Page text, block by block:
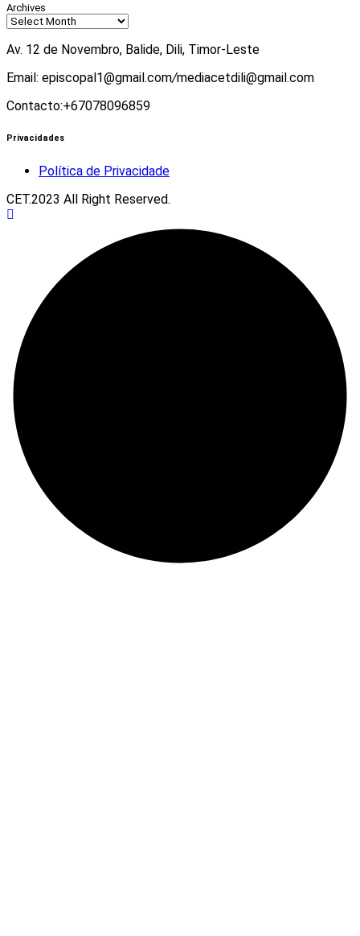
Archives
Av. 12 de Novembro, Balide, Dili, Timor-Leste
Email: episcopal1@gmail.com/mediacetdili@gmail.com
Contacto:+67078096859
Privacidades
Política de Privacidade
CET.2023 All Right Reserved.